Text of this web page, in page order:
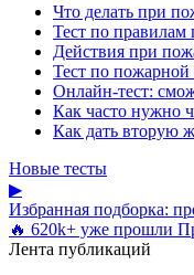
Что делать при
Тест по правилам
Действия при
Тест по пожарной
Онлайн-тест:
Как часто нужно
Как дать вторую
Новые тесты
▶
Избранная подборка:
🔥 620k+ уже прошли
Лента публикаций